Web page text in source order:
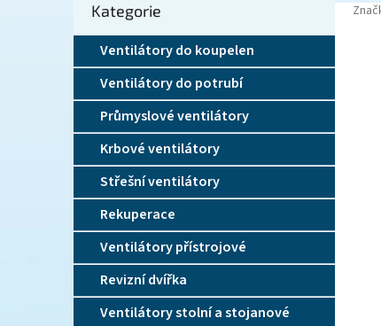
r
n
p
e
kategorie
Kategorie
Ventilátory do koupelen
Ventilátory do potrubí
Průmyslové ventilátory
Krbové ventilátory
Střešní ventilátory
Rekuperace
Ventilátory přístrojové
Revizní dvířka
Ventilátory stolní a stojanové